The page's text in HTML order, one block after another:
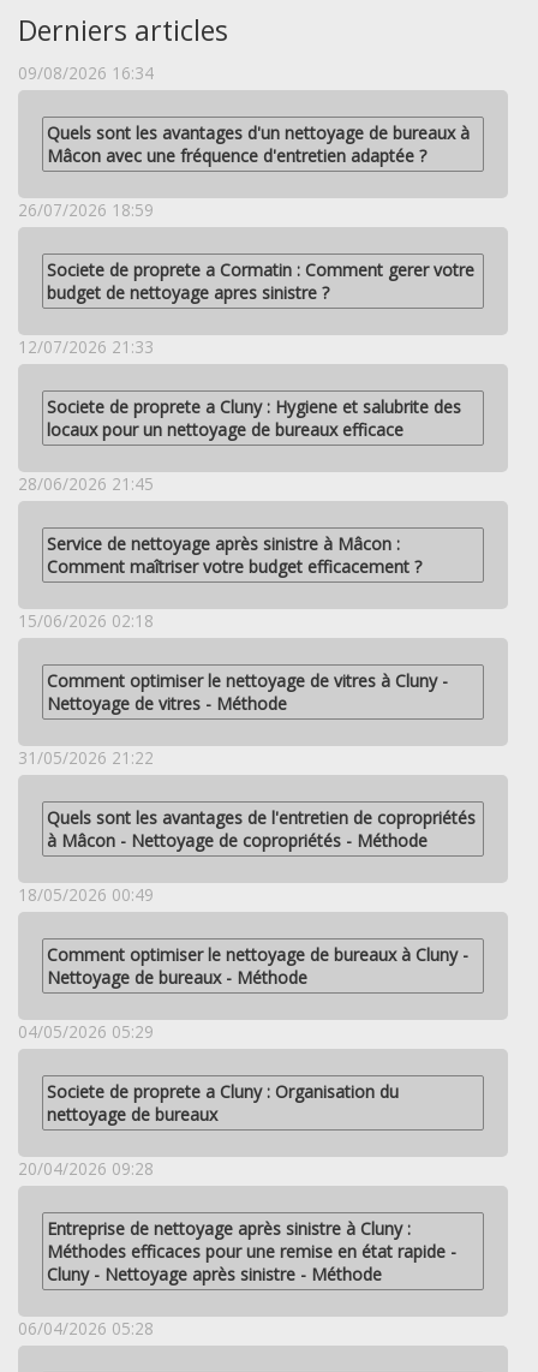
Derniers articles
09/08/2026 16:34
Quels sont les avantages d'un nettoyage de bureaux à
Mâcon avec une fréquence d'entretien adaptée ?
26/07/2026 18:59
Societe de proprete a Cormatin : Comment gerer votre
budget de nettoyage apres sinistre ?
12/07/2026 21:33
Societe de proprete a Cluny : Hygiene et salubrite des
locaux pour un nettoyage de bureaux efficace
28/06/2026 21:45
Service de nettoyage après sinistre à Mâcon :
Comment maîtriser votre budget efficacement ?
15/06/2026 02:18
Comment optimiser le nettoyage de vitres à Cluny -
Nettoyage de vitres - Méthode
31/05/2026 21:22
Quels sont les avantages de l'entretien de copropriétés
à Mâcon - Nettoyage de copropriétés - Méthode
18/05/2026 00:49
Comment optimiser le nettoyage de bureaux à Cluny -
Nettoyage de bureaux - Méthode
04/05/2026 05:29
Societe de proprete a Cluny : Organisation du
nettoyage de bureaux
20/04/2026 09:28
Entreprise de nettoyage après sinistre à Cluny :
Méthodes efficaces pour une remise en état rapide -
Cluny - Nettoyage après sinistre - Méthode
06/04/2026 05:28